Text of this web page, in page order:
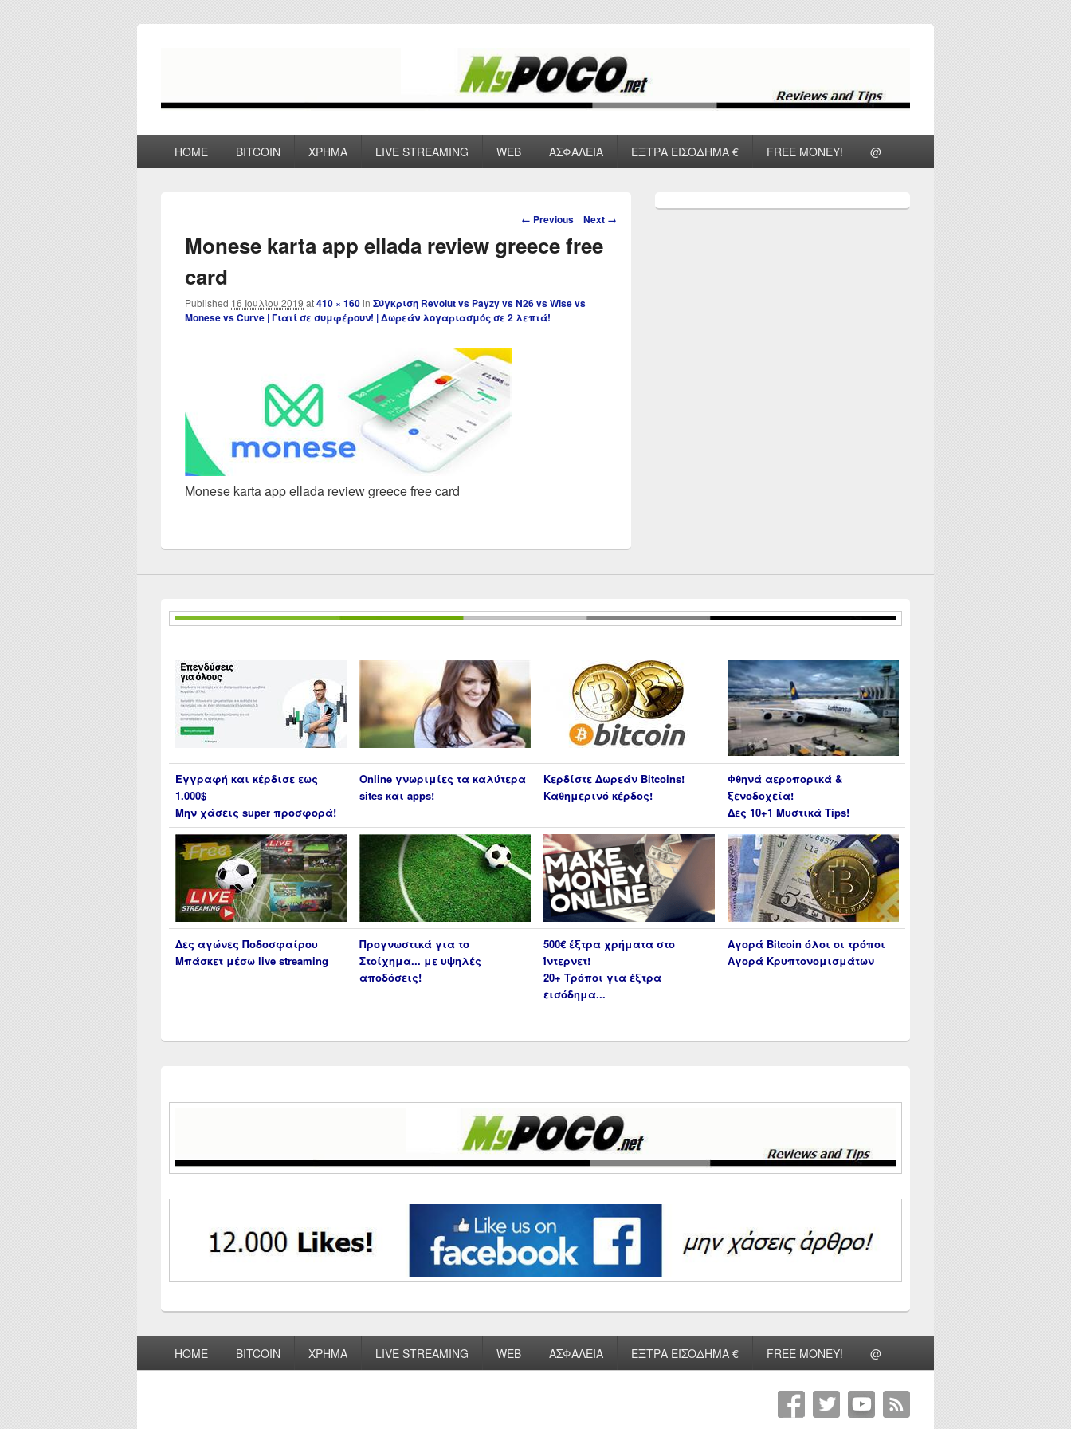
HOME BITCOIN ΧΡΗΜΑ LIVE STREAMING WEB ΑΣΦΑΛΕΙΑ ΕΞΤΡΑ ΕΙΣΟΔΗΜΑ € FREE MONEY! @
Image
← Previous Next →
Monese karta app ellada review greece free
card
Published 16 Ιουλίου 2019 at410 × 160in Σύγκριση Revolut vs Payzy vs N26 vs Wise vs
Monese vs Curve | Γιατί σε συμφέρουν! | Δωρεάν λογαριασμός σε 2 λεπτά!
Monese karta app ellada review greece free card
Sidebar
Εγγραφή και κέρδισε εως
1.000$
Μην χάσεις super προσφορά!
Online γνωριμίες τα καλύτερα
sites και apps!
Κερδίστε Δωρεάν Bitcoins!
Καθημερινό κέρδος!
Φθηνά αεροπορικά &
ξενοδοχεία!
Δες 10+1 Μυστικά Tips!
Δες αγώνες Ποδοσφαίρου
Μπάσκετ μέσω live streaming
Προγνωστικά για το
Στοίχημα... με υψηλές
αποδόσεις!
500€ έξτρα χρήματα στο
Ίντερνετ!
20+ Τρόποι για έξτρα
εισόδημα...
Αγορά Bitcoin όλοι οι τρόποι
Αγορά Κρυπτονομισμάτων
HOME BITCOIN ΧΡΗΜΑ LIVE STREAMING WEB ΑΣΦΑΛΕΙΑ ΕΞΤΡΑ ΕΙΣΟΔΗΜΑ € FREE MONEY! @